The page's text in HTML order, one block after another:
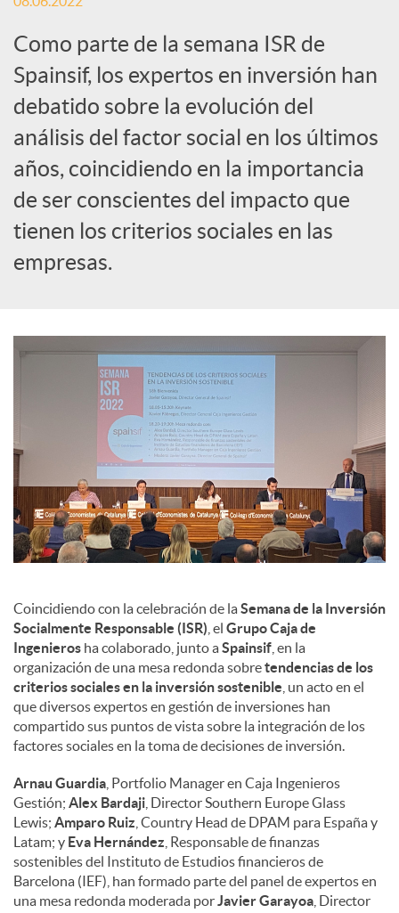
i
a
l
e
s
Como parte de la semana ISR de
Spainsif, los expertos en inversión han
debatido sobre la evolución del
análisis del factor social en los últimos
años, coincidiendo en la importancia
de ser conscientes del impacto que
tienen los criterios sociales en las
empresas.
Coincidiendo con la celebración de laSemana de la Inversión
Socialmente Responsable (ISR) , el Grupo Caja de
Ingenieros ha colaborado, junto aSpainsif , en la
organización de una mesa redonda sobretendencias de los
criterios sociales en la inversión sostenible , un acto en el
que diversos expertos en gestión de inversiones han
compartido sus puntos de vista sobre la integración de los
factores sociales en la toma de decisiones de inversión.
Arnau Guardia , Portfolio Manager en Caja Ingenieros
Gestión; Alex Bardaji , Director Southern Europe Glass
Lewis; Amparo Ruiz , Country Head de DPAM para España y
Latam; y Eva Hernández , Responsable de finanzas
sostenibles del Instituto de Estudios financieros de
Barcelona (IEF), han formado parte del panel de expertos en
una mesa redonda moderada porJavier Garayoa , Director